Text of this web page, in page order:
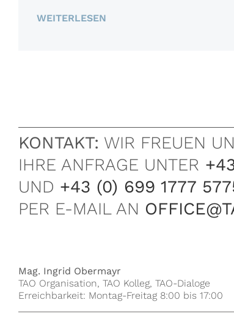
WEITERLESEN
KONTAKT: WIR FREUEN
IHRE ANFRAGE UNTER
UND +43 (0) 699 1777
PER E-MAIL AN
Mag. Ingrid Obermayr
TAO Organisation, TAO Kolleg, TAO-Dialoge
Erreichbarkeit: Montag-Freitag 8:00 bis 17:00